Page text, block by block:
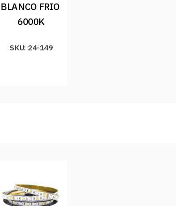
BLANCO FRIO
6000K
SKU: 24-149